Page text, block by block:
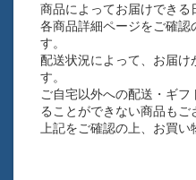
商品によってお届けできる
各商品詳細ページをご確認
す。
配送状況によって、お届け
す。
ご自宅以外への配送・ギ
ることができない商品もご
上記をご確認の上、お買い